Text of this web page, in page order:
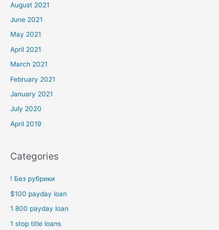
August 2021
June 2021
May 2021
April 2021
March 2021
February 2021
January 2021
July 2020
April 2019
Categories
! Без рубрики
$100 payday loan
1 800 payday loan
1 stop title loans